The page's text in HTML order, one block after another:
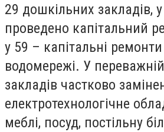
29 дошкільних закладів,
проведено капітальний
у 59 – капітальні ремонти
водомережі. У
закладів частково
електротехнологічне
меблі, посуд, постільну